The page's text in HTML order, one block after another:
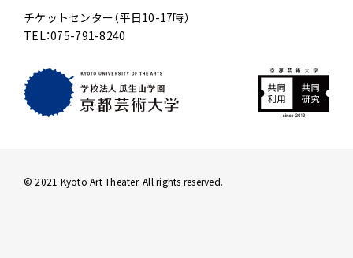
チケットセンター（平日10-17時）
TEL：075-791-8240
© 2021 Kyoto Art Theater. All rights reserved.